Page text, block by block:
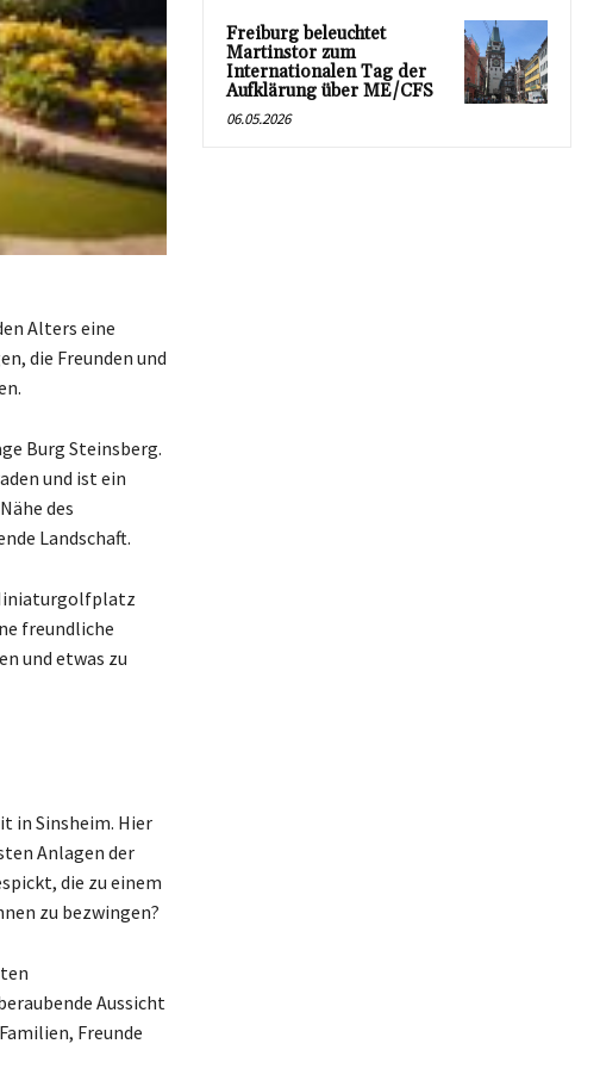
Alters eine
die Freunden und
Burg Steinsberg.
und ist ein
des
Landschaft.
freundliche
und etwas zu
in Sinsheim. Hier
Anlagen der
die zu einem
zu bezwingen?
Aussicht
Freunde
Freiburg beleuchtet
Martinstor zum
Internationalen Tag der
Aufklärung über ME/CFS
06.05.2026